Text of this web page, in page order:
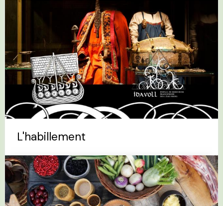
L'habillement